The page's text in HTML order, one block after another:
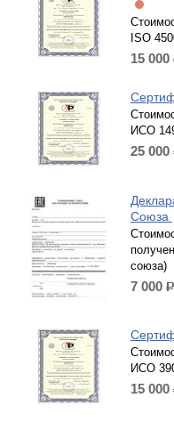
ISO
15 000
ИСО
25 000
Союза
союза)
7 000 р.
ИСО
15 000